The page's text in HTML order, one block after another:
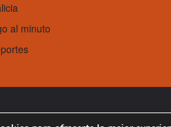
al minuto